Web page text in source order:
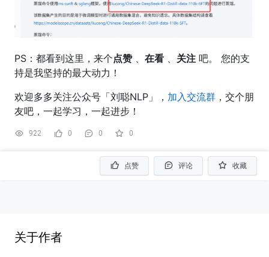
PS：都看到这里，来个点赞 、 在看 、 关注 吧。 您的支
持是我坚持的最大动力！
欢迎多多关注公众号「刘聪NLP」， 加入交流群 ，交个朋
友吧，一起学习，一起进步！
922 0 0 0
点赞 评论 收藏
关于作者